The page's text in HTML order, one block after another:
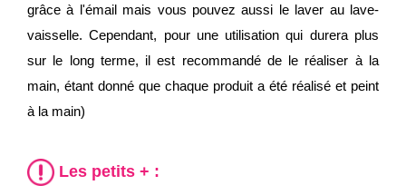
grâce à l'émail mais vous pouvez aussi le laver au lave-
vaisselle. Cependant, pour une utilisation qui durera plus
sur le long terme, il est recommandé de le réaliser à la
main, étant donné que chaque produit a été réalisé et peint
à la main)
Les petits + :